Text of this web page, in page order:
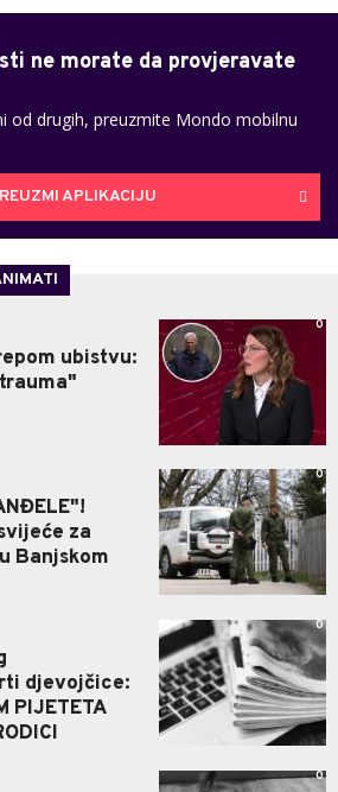
ne morate da provjeravate
od drugih, preuzmite Mondo mobilnu
APLIKACIJU
ubistvu:
0
za
Banjskom
0
djevojčice:
PIJETETA
0
0